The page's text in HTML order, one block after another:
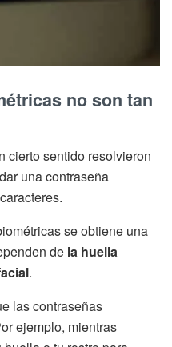
no son tan
cierto sentido resolvieron
una contraseña
se obtiene una
de la huella
.
las contraseñas
ejemplo, mientras